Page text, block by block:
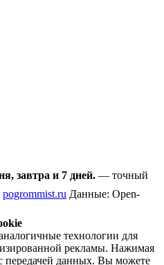
завтра и 7 дней. — точный
pogrommist.ru Данные: Open-
технологии для
рекламы. Нажимая
передачей данных. Вы можете